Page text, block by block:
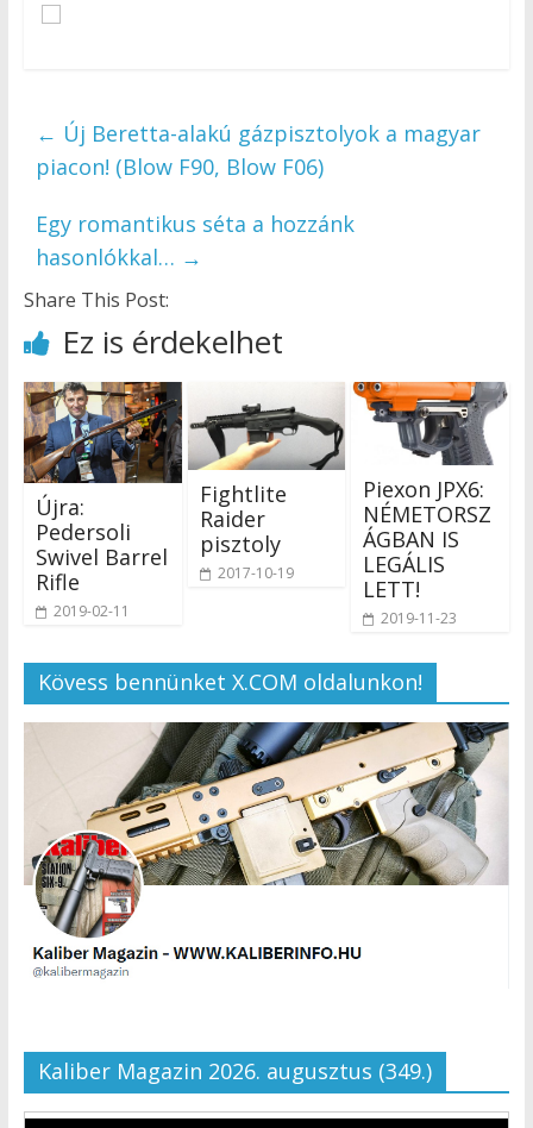
← Új Beretta-alakú gázpisztolyok a magyar
piacon! (Blow F90, Blow F06)
Egy romantikus séta a hozzánk
hasonlókkal… →
Share This Post:
Ez is érdekelhet
Újra:
Pedersoli
Swivel Barrel
Rifle
2019-02-11
Fightlite
Raider
pisztoly
2017-10-19
Piexon JPX6:
NÉMETORSZ
ÁGBAN IS
LEGÁLIS
LETT!
2019-11-23
Kövess bennünket X.COM oldalunkon!
Kaliber Magazin 2026. augusztus (349.)